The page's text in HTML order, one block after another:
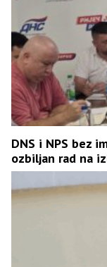
DNS i NPS bez
ozbiljan rad na